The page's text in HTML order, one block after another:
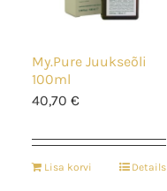
My.Pure Juukseõli
100ml
40,70 €
Lisa korvi Details